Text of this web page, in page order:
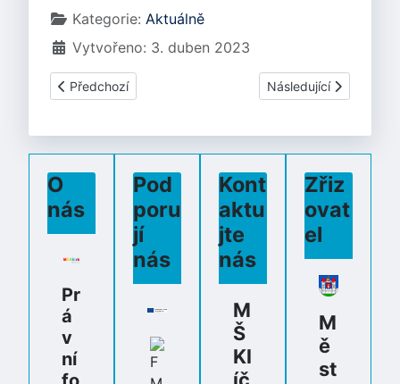
Kategorie: Aktuálně
Vytvořeno: 3. duben 2023
Předchozí článek: Květen 2023
Předchozí Další článek: Březen
Následující
O
nás
Pr
á
v
ní
Pod
poru
jí
nás
Kont
aktu
jte
nás
M
Š
Kl
Zřiz
ovat
el
M
ě
st